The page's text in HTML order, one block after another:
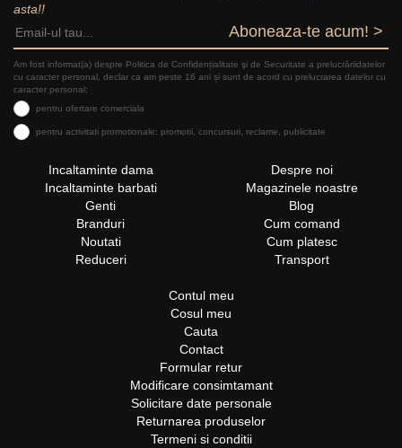
asta!!
Aboneaza-te acum! >
Am fost informat(a) despre Politica de Confidențialitate şi de Securitate a prelucrăriidatelor
cu caracter personal, declar ca am peste 16 ani și sunt de acord cu prelucrarea datelor cu
caracter personal:
pentru ofertare comerciala
pentru activitati promotionale: promotii, concursuri, reclame, publicitate
Incaltaminte dama
Incaltaminte barbati
Genti
Branduri
Noutati
Reduceri
Despre noi
Magazinele noastre
Blog
Cum comand
Cum platesc
Transport
Contul meu
Cosul meu
Cauta
Contact
Formular retur
Modificare consimtamant
Solicitare date personale
Returnarea produselor
Termeni si conditii